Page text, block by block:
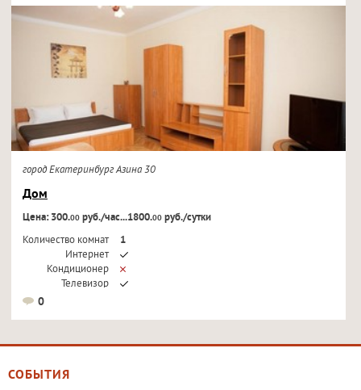
город Екатеринбург Азина 30
Дом
Цена: 300.00руб./час...1800.00руб./сутки
Количество комнат
1
Интернет
Кондиционер
Телевизор
0
СОБЫТИЯ